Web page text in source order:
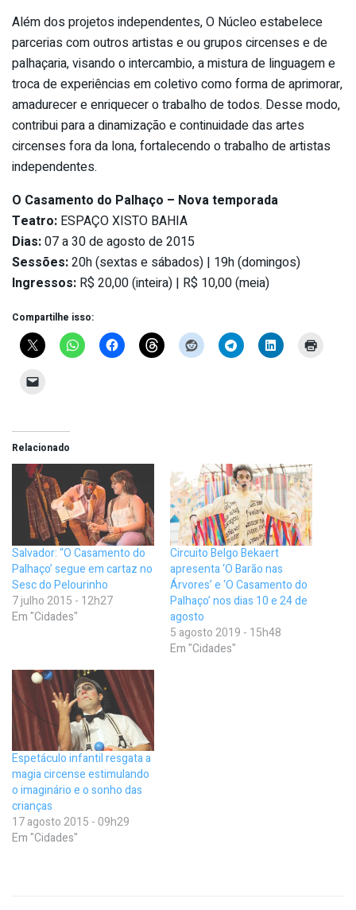
Além dos projetos independentes, O Núcleo estabelece
parcerias com outros artistas e ou grupos circenses e de
palhaçaria, visando o intercambio, a mistura de linguagem e
troca de experiências em coletivo como forma de aprimorar,
amadurecer e enriquecer o trabalho de todos. Desse modo,
contribui para a dinamização e continuidade das artes
circenses fora da lona, fortalecendo o trabalho de artistas
independentes.
O Casamento do Palhaço – Nova temporada
Teatro: ESPAÇO XISTO BAHIA
Dias:07 a 30 de agosto de 2015
Sessões:20h (sextas e sábados) | 19h (domingos)
Ingressos: R$ 20,00 (inteira) | R$ 10,00 (meia)
Compartilhe isso:
Relacionado
Salvador: “O Casamento do
Palhaço’ segue em cartaz no
Sesc do Pelourinho
7 julho 2015 - 12h27
Em "Cidades"
Circuito Belgo Bekaert
apresenta ‘O Barão nas
Árvores’ e ‘O Casamento do
Palhaço’ nos dias 10 e 24 de
agosto
5 agosto 2019 - 15h48
Em "Cidades"
Espetáculo infantil resgata a
magia circense estimulando
o imaginário e o sonho das
crianças
17 agosto 2015 - 09h29
Em "Cidades"